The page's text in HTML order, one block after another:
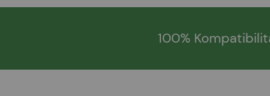
100%